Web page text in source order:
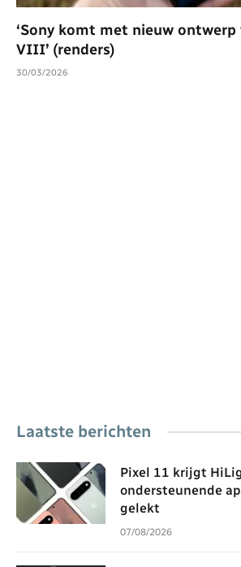
‘Sony komt met nieuw ontwerp
VIII’ (renders)
30/03/2026
Laatste berichten
Pixel 11 krijgt
ondersteunende
gelekt
07/08/2026